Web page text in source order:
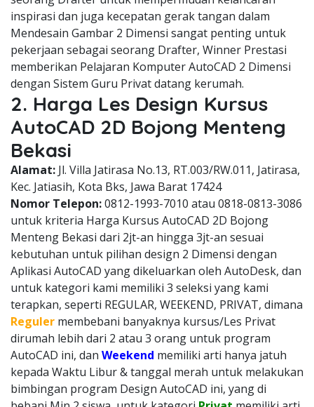
inspirasi dan juga kecepatan gerak tangan dalam
Mendesain Gambar 2 Dimensi sangat penting untuk
pekerjaan sebagai seorang Drafter, Winner Prestasi
memberikan Pelajaran Komputer AutoCAD 2 Dimensi
dengan Sistem Guru Privat datang kerumah.
2. Harga Les Design Kursus
AutoCAD 2D Bojong Menteng
Bekasi
Alamat: Jl. Villa Jatirasa No.13, RT.003/RW.011, Jatirasa,
Kec. Jatiasih, Kota Bks, Jawa Barat 17424
Nomor Telepon:0812-1993-7010 atau 0818-0813-3086
untuk kriteria Harga Kursus AutoCAD 2D Bojong
Menteng Bekasi dari 2jt-an hingga 3jt-an sesuai
kebutuhan untuk pilihan design 2 Dimensi dengan
Aplikasi AutoCAD yang dikeluarkan oleh AutoDesk, dan
untuk kategori kami memiliki 3 seleksi yang kami
terapkan, seperti REGULAR, WEEKEND, PRIVAT, dimana
Reguler membebani banyaknya kursus/Les Privat
dirumah lebih dari 2 atau 3 orang untuk program
AutoCAD ini, dan Weekend memiliki arti hanya jatuh
kepada Waktu Libur & tanggal merah untuk melakukan
bimbingan program Design AutoCAD ini, yang di